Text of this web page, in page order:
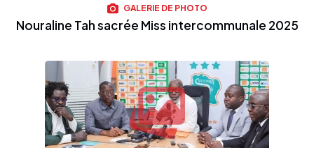
GALERIE DE PHOTO
Nouraline Tah sacrée Miss intercommunale 2025